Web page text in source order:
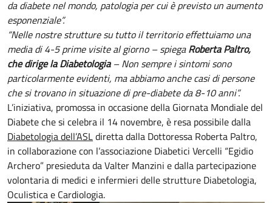
da diabete nel mondo, patologia per cui è previsto un aumento
esponenziale”.
“Nelle nostre strutture su tutto il territorio effettuiamo una
media di 4-5 prime visite al giorno – spiegaRoberta Paltro,
che dirige la Diabetologia– Non sempre i sintomi sono
particolarmente evidenti, ma abbiamo anche casi di persone
che si trovano in situazione di pre-diabete da 8-10 anni”.
L’iniziativa, promossa in occasione della Giornata Mondiale del
Diabete che si celebra il 14 novembre, è resa possibile dalla
Diabetologia dell’ASLdiretta dalla Dottoressa Roberta Paltro,
in collaborazione con l’associazione Diabetici Vercelli “Egidio
Archero” presieduta da Valter Manzini e dalla partecipazione
volontaria di medici e infermieri delle strutture Diabetologia,
Oculistica e Cardiologia.